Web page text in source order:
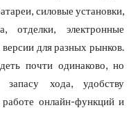
силовые установки,
отделки, электронные
для разных рынков.
почти одинаково, но
хода, удобству
онлайн-функций и